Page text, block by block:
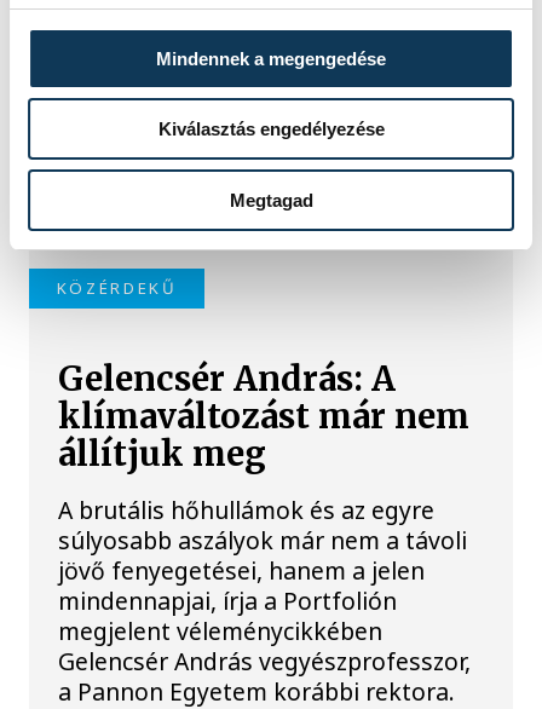
Mindennek a megengedése
Kiválasztás engedélyezése
Megtagad
tilalmat a keszthelyi
Helikon strandon
Újra nyitva a keszthelyi Helikon
strand: a mérések szerint már
biztonságos a víz, újra szabad
KÖZÉRDEKŰ
Gelencsér András: A
klímaváltozást már nem
állítjuk meg
A brutális hőhullámok és az egyre
súlyosabb aszályok már nem a távoli
jövő fenyegetései, hanem a jelen
mindennapjai, írja a Portfolión
megjelent véleménycikkében
Gelencsér András vegyészprofesszor,
a Pannon Egyetem korábbi rektora.